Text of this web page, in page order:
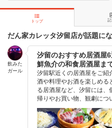
トップ 記
だん家カレッタ汐留店が話題に
飲みた
ガール
汐留のおすすめ居酒屋
鮮魚介の和食居酒屋ま
汐留駅近くの居酒屋をご紹
酒や料理やお酒を楽しめる
る居酒屋など、汐留には、
帰りやお買い物、観劇につ